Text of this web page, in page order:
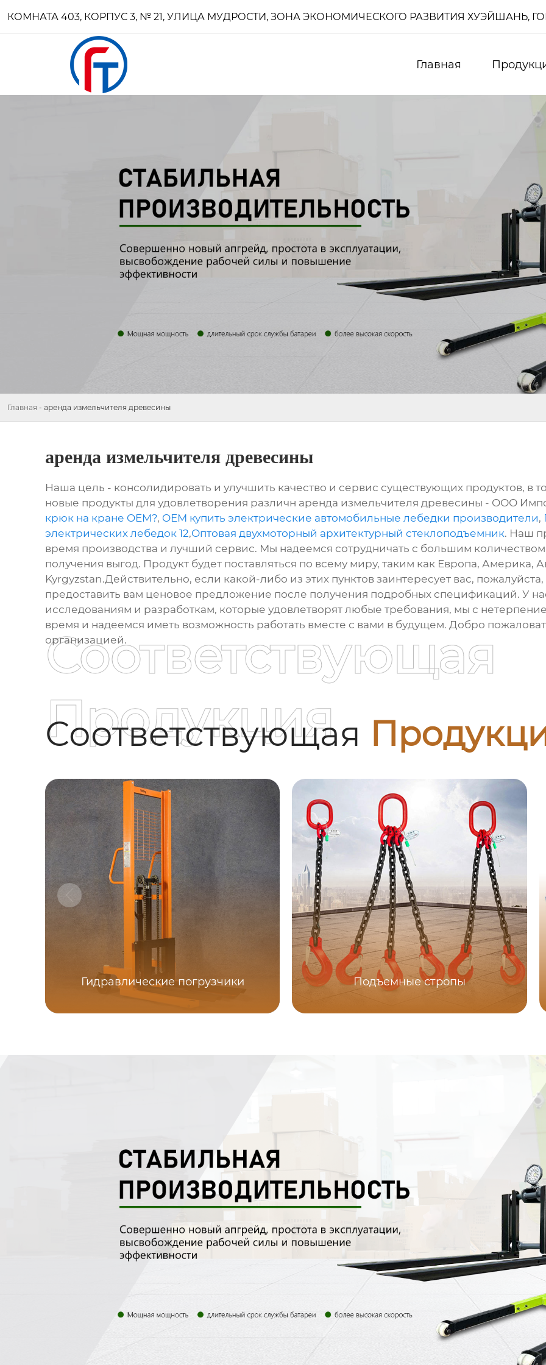
КОМНАТА 403, КОРПУС 3, № 21, УЛИЦА МУДРОСТИ, ЗОНА ЭКОНОМИЧЕСКОГО РАЗВИТИЯ ХУЭЙШАНЬ,
Главная
Главная - аренда измельчителя древесины
аренда измельчителя древесины
Наша цель - консолидировать и улучшить качество и сервис существующих продуктов, в
новые продукты для удовлетворения различн аренда измельчителя древесины - ООО
крюк на кране OEM?, OEM купить электрические автомобильные лебедки производители,
электрических лебедок 12,Оптовая двухмоторный архитектурный стеклоподъемник. Наш
время производства и лучший сервис. Мы надеемся сотрудничать с большим
получения выгод. Продукт будет поставляться по всему миру, таким как Европа,
Kyrgyzstan.Действительно, если какой-либо из этих пунктов заинтересует вас,
предоставить вам ценовое предложение после получения подробных спецификаций. У
исследованиям и разработкам, которые удовлетворят любые требования, мы с
время и надеемся иметь возможность работать вместе с вами в будущем. Добро
организацией.
Соответствующая
Соответствующая
Продукция
Гидравлические погрузчики Подъемные стропы